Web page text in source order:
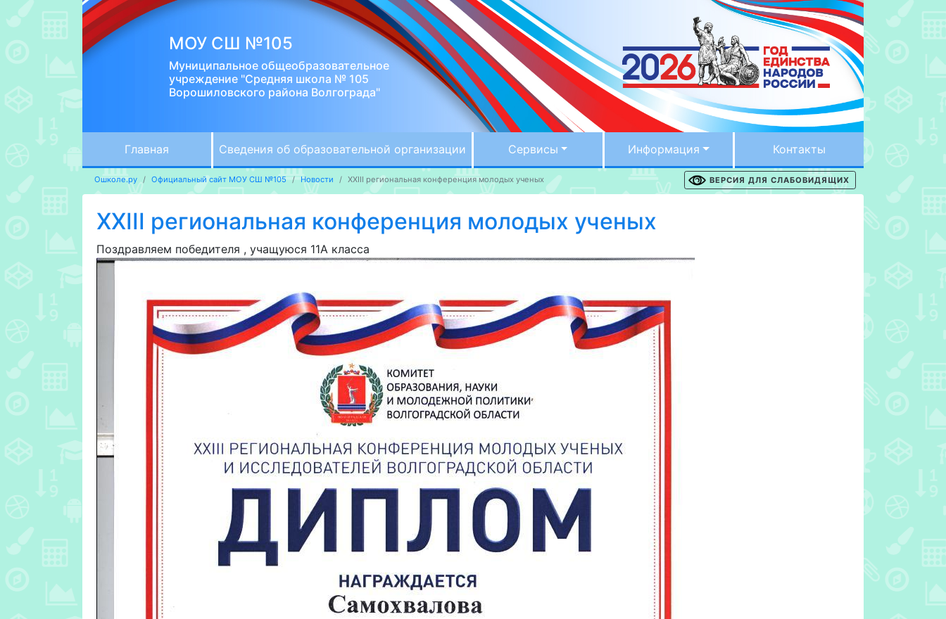
МОУ СШ №105
Муниципальное общеобразовательное
учреждение "Средняя школа № 105
Ворошиловского района Волгограда"
Главная Сведения об образовательной организации Сервисы Информация Контакты
Ошколе.ру Официальный сайт МОУ СШ №105 Новости XXIII региональная конференция молодых ученых ВЕРСИЯ ДЛЯ СЛАБОВИДЯЩИХ
XXIII региональная конференция молодых ученых
Поздравляем победителя , учащуюся 11А класса